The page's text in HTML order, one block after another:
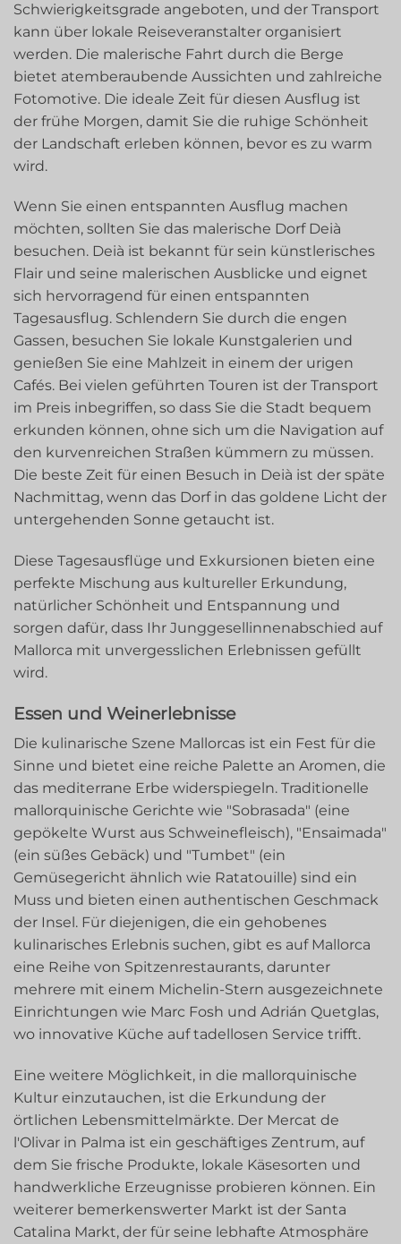
Schwierigkeitsgrade angeboten, und der Transport
kann über lokale Reiseveranstalter organisiert
werden. Die malerische Fahrt durch die Berge
bietet atemberaubende Aussichten und zahlreiche
Fotomotive. Die ideale Zeit für diesen Ausflug ist
der frühe Morgen, damit Sie die ruhige Schönheit
der Landschaft erleben können, bevor es zu warm
wird.
Wenn Sie einen entspannten Ausflug machen
möchten, sollten Sie das malerische Dorf Deià
besuchen. Deià ist bekannt für sein künstlerisches
Flair und seine malerischen Ausblicke und eignet
sich hervorragend für einen entspannten
Tagesausflug. Schlendern Sie durch die engen
Gassen, besuchen Sie lokale Kunstgalerien und
genießen Sie eine Mahlzeit in einem der urigen
Cafés. Bei vielen geführten Touren ist der Transport
im Preis inbegriffen, so dass Sie die Stadt bequem
erkunden können, ohne sich um die Navigation auf
den kurvenreichen Straßen kümmern zu müssen.
Die beste Zeit für einen Besuch in Deià ist der späte
Nachmittag, wenn das Dorf in das goldene Licht der
untergehenden Sonne getaucht ist.
Diese Tagesausflüge und Exkursionen bieten eine
perfekte Mischung aus kultureller Erkundung,
natürlicher Schönheit und Entspannung und
sorgen dafür, dass Ihr Junggesellinnenabschied auf
Mallorca mit unvergesslichen Erlebnissen gefüllt
wird.
Essen und Weinerlebnisse
Die kulinarische Szene Mallorcas ist ein Fest für die
Sinne und bietet eine reiche Palette an Aromen, die
das mediterrane Erbe widerspiegeln. Traditionelle
mallorquinische Gerichte wie "Sobrasada" (eine
gepökelte Wurst aus Schweinefleisch), "Ensaimada"
(ein süßes Gebäck) und "Tumbet" (ein
Gemüsegericht ähnlich wie Ratatouille) sind ein
Muss und bieten einen authentischen Geschmack
der Insel. Für diejenigen, die ein gehobenes
kulinarisches Erlebnis suchen, gibt es auf Mallorca
eine Reihe von Spitzenrestaurants, darunter
mehrere mit einem Michelin-Stern ausgezeichnete
Einrichtungen wie Marc Fosh und Adrián Quetglas,
wo innovative Küche auf tadellosen Service trifft.
Eine weitere Möglichkeit, in die mallorquinische
Kultur einzutauchen, ist die Erkundung der
örtlichen Lebensmittelmärkte. Der Mercat de
l'Olivar in Palma ist ein geschäftiges Zentrum, auf
dem Sie frische Produkte, lokale Käsesorten und
handwerkliche Erzeugnisse probieren können. Ein
weiterer bemerkenswerter Markt ist der Santa
Catalina Markt, der für seine lebhafte Atmosphäre